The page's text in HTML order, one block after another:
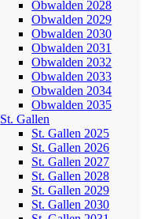
Obwalden 2028
Obwalden 2029
Obwalden 2030
Obwalden 2031
Obwalden 2032
Obwalden 2033
Obwalden 2034
Obwalden 2035
St. Gallen
St. Gallen 2025
St. Gallen 2026
St. Gallen 2027
St. Gallen 2028
St. Gallen 2029
St. Gallen 2030